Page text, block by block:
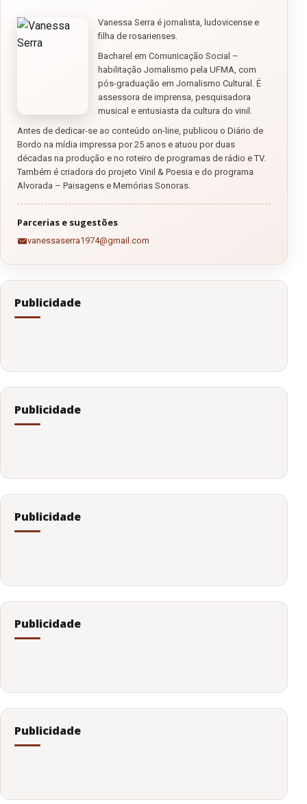
Vanessa Serra é jornalista, ludovicense e
filha de rosarienses.
Bacharel em Comunicação Social –
habilitação Jornalismo pela UFMA, com
pós-graduação em Jornalismo Cultural. É
assessora de imprensa, pesquisadora
musical e entusiasta da cultura do vinil.
Antes de dedicar-se ao conteúdo on-line, publicou o Diário de
Bordo na mídia impressa por 25 anos e atuou por duas
décadas na produção e no roteiro de programas de rádio e TV.
Também é criadora do projeto Vinil & Poesia e do programa
Alvorada – Paisagens e Memórias Sonoras.
Parcerias e sugestões
vanessaserra1974@gmail.com
Publicidade
Publicidade
Publicidade
Publicidade
Publicidade